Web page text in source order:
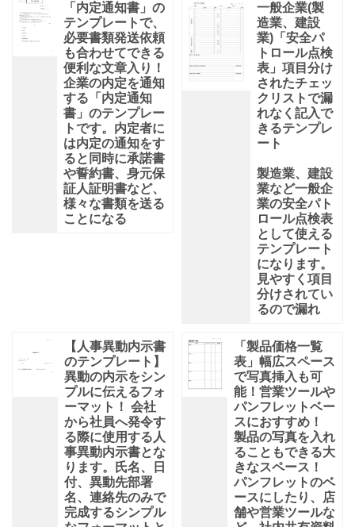
「内定通知書」の
テンプレートで、
必要書類発送依頼
も合わせてできる
便利な文章入り！
企業の内定を通知
する「内定通知
書」のテンプレー
トです。内定者に
は内定の通知をす
ると同時に承諾書
や誓約書、身元保
証人証明書など、
様々な書類を送る
ことになる
一般企業(製
造業、建設
業)「安全パ
トロール点検
表」項目分け
されたチェッ
クリストで漏
れなく記入で
きるテンプレ
ート
製造業、建設
業など一般企
業の安全パト
ロール点検表
として使える
テンプレート
になります。
見やすく項目
分けされてい
るので漏れ
【人事異動内示書
のテンプレート】
異動の内示をシン
プルに伝えるフォ
ーマット！ 会社
から社員へ発令す
る際に使用する人
事異動内示書とな
ります。氏名、日
付、異動先部署
名、連絡先のみで
完成するシンプル
「製品価格一覧
表」幅広スペース
で写真挿入も可
能！営業ツールや
パンフレットベー
スにおすすめ！
製品の写真を入れ
ることもできる大
きなスペース！
パンフレットのベ
ースにしたり、店
舗や営業ツールな